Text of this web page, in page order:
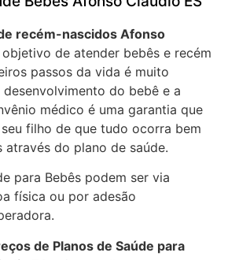
recém-nascidos Afonso
de atender bebês e recém
passos da vida é muito
do bebê e a
médico é uma garantia que
filho de que tudo ocorra bem
do plano de saúde.
para Bebês podem ser via
física ou por adesão
de Planos de Saúde para